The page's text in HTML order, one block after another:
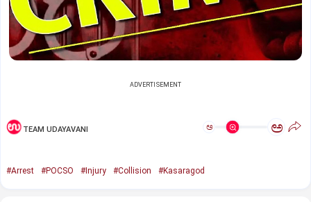
ADVERTISEMENT
TEAM UDAYAVANI ಅ ಅ
#Arrest #POCSO #Injury #Collision #Kasaragod